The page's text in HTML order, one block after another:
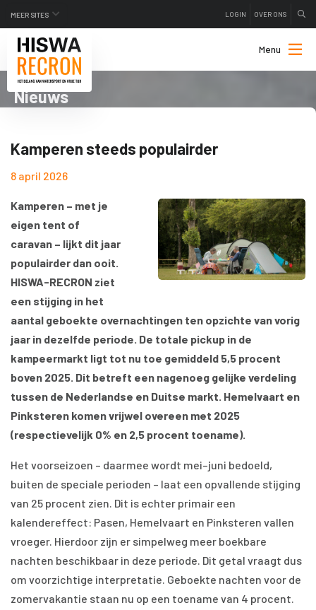
MEER SITES LOGIN OVER ONS
Menu
Nieuws
Kamperen steeds populairder
8 april 2026
Kamperen – met je
eigen tent of
caravan – lijkt dit jaar
populairder dan ooit.
HISWA-RECRON ziet
een stijging in het
aantal geboekte overnachtingen ten opzichte van vorig
jaar in dezelfde periode. De totale pickup in de
kampeermarkt ligt tot nu toe gemiddeld 5,5 procent
boven 2025. Dit betreft een nagenoeg gelijke verdeling
tussen de Nederlandse en Duitse markt. Hemelvaart en
Pinksteren komen vrijwel overeen met 2025
(respectievelijk 0% en 2,5 procent toename).
Het voorseizoen – daarmee wordt mei–juni bedoeld,
buiten de speciale perioden – laat een opvallende stijging
van 25 procent zien. Dit is echter primair een
kalendereffect: Pasen, Hemelvaart en Pinksteren vallen
vroeger. Hierdoor zijn er simpelweg meer boekbare
nachten beschikbaar in deze periode. Dit getal vraagt dus
om voorzichtige interpretatie. Geboekte nachten voor de
zomervakantie staan nu op een toename van 4 procent.